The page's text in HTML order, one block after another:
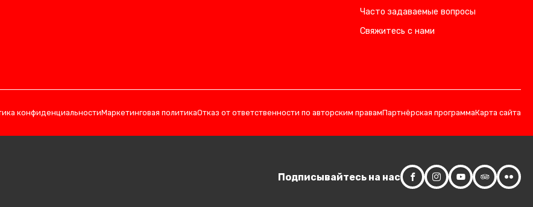
Часто задаваемые вопросы
Свяжитесь с нами
конфиденциальностиМаркетинговая политикаОтказ от ответственности по авторским правамПартнёрская программаКарта сайта
Подписывайтесь на нас